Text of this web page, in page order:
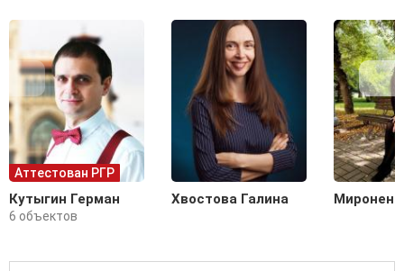
Аттестован РГР
Кутыгин Герман
6 объектов
Хвостова Галина